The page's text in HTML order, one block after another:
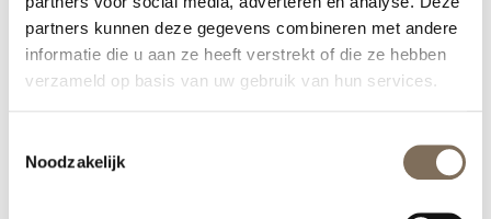
partners kunnen deze gegevens combineren met andere
informatie die u aan ze heeft verstrekt of die ze hebben
verzameld op basis van uw gebruik van hun services.
Noodzakelijk